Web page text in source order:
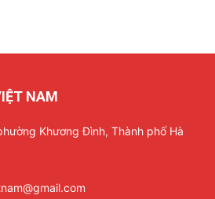
NAM
Khương Đình, Thành phố Hà